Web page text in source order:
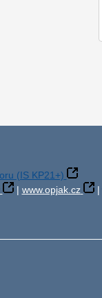
(IS KP21+)
| www.opjak.cz |